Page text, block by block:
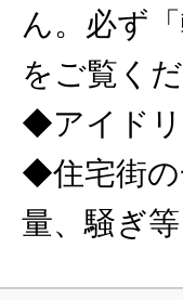
ん。必ず
をご覧くだ
◆アイドリ
◆住宅街の
量、騒ぎ